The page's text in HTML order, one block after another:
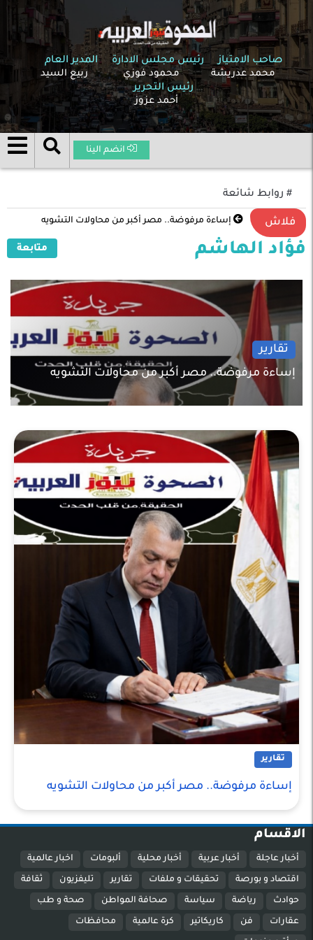
صاحب الامتياز
محمد عدريشة
رئيس مجلس الادارة
محمود فوزي
المدير العام
ربيع السيد
رئيس التحرير
أحمد عزوز
انضم الينا
# روابط شائعة
فلاش إساءة مرفوضة.. مصر أكبر من محاولات التشويه
فؤاد الهاشم متابعة
تقارير
إساءة مرفوضة.. مصر أكبر من محاولات التشويه
تقارير
إساءة مرفوضة.. مصر أكبر من محاولات التشويه
الاقسام
أخبار عاجلة أخبار عربية أخبار محلية ألبومات اخبار عالمية
اقتصاد و بورصة تحقيقات و ملفات تقارير تليفزيون ثقافة
حوادث رياضة سياسة صحافة المواطن صحة و طب
عقارات فن كاريكاتير كرة عالمية محافظات